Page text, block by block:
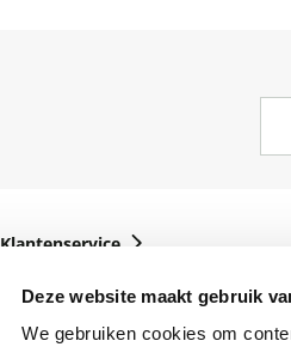
Deze website maakt gebruik
We gebruiken cookies om
Klantenservice
Bestellen
Bezorging